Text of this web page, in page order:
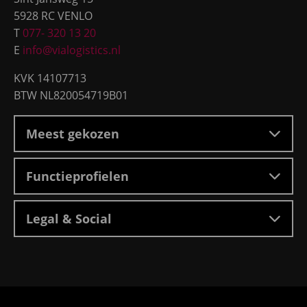
5928 RC VENLO
T 077- 320 13 20
E info@vialogistics.nl
KVK 14107713
BTW NL820054719B01
Meest gekozen
Functieprofielen
Legal & Social